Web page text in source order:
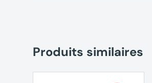
Produits similaires